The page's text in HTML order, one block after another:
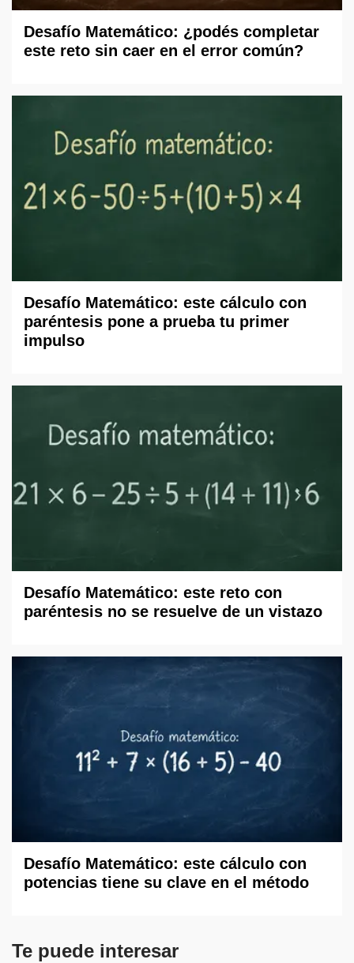
Desafío Matemático: ¿podés completar
este reto sin caer en el error común?
Desafío Matemático: este cálculo con
paréntesis pone a prueba tu primer
impulso
Desafío Matemático: este reto con
paréntesis no se resuelve de un vistazo
Desafío Matemático: este cálculo con
potencias tiene su clave en el método
Te puede interesar